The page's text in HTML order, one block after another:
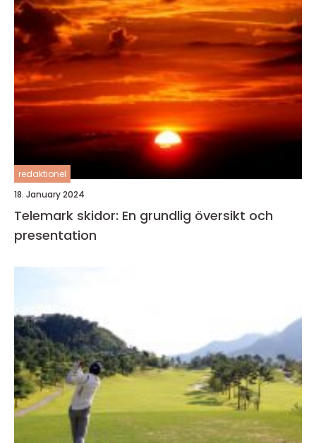
redaktionel
18. January 2024
Telemark skidor: En grundlig översikt och
presentation